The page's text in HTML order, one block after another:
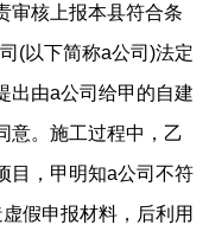
审核上报本县符合条
(以下简称a公司)法定
出由a公司给甲的自建
意。施工过程中，乙
目，甲明知a公司不符
假申报材料，后利用